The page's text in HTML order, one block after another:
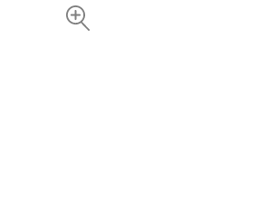
Spot Patch 51 patches